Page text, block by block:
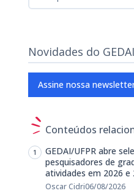
Novidades do GEDAI
Assine nossa
Conteúdos
GEDAI/UFPR abre
pesquisadores de
atividades em 2026 e
Oscar Cidri06/08/2026